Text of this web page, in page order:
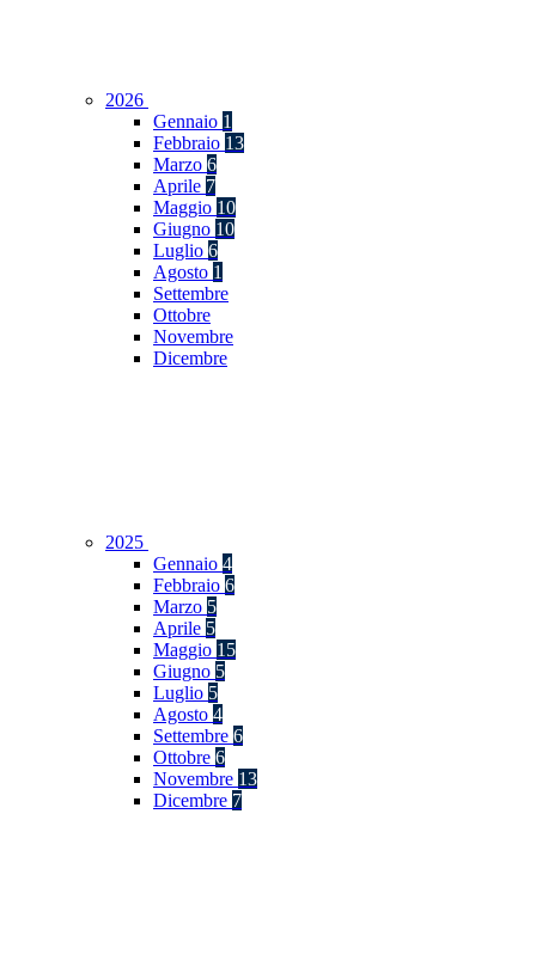
2026
Gennaio 1
Febbraio 13
Marzo 6
Aprile 7
Maggio 10
Giugno 10
Luglio 6
Agosto 1
Settembre
Ottobre
Novembre
Dicembre
2025
Gennaio 4
Febbraio 6
Marzo 5
Aprile 5
Maggio 15
Giugno 5
Luglio 5
Agosto 4
Settembre 6
Ottobre 6
Novembre 13
Dicembre 7